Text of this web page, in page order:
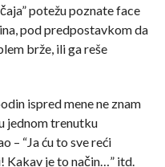
potežu poznate face
pod predpostavkom da
brže, ili ga reše
ispred mene ne znam
jednom trenutku
– “Ja ću to sve reći
je to način…” itd.